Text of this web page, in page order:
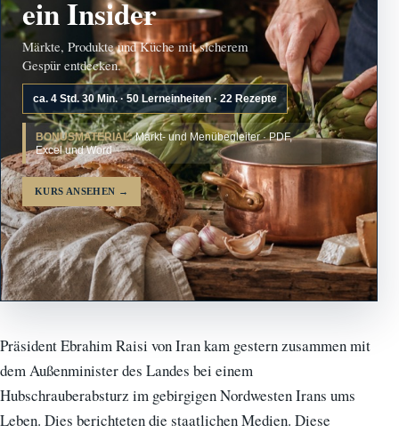
ein Insider
Märkte, Produkte und Küche mit sicherem
Gespür entdecken.
ca. 4 Std. 30 Min. · 50 Lerneinheiten · 22 Rezepte
BONUSMATERIAL:Markt- und Menübegleiter · PDF,
Excel und Word
KURS ANSEHEN →
Präsident Ebrahim Raisi von Iran kam gestern zusammen mit
dem Außenminister des Landes bei einem
Hubschrauberabsturz im gebirgigen Nordwesten Irans ums
Leben. Dies berichteten die staatlichen Medien. Diese